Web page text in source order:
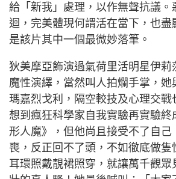
給「新我」處理，以作無聲抗議。
迴，完美體現何謂活在當下，也盡
是該片其中一個最微妙落筆。
狄美摩亞飾演過氣荷里活明星伊莉
魔性演繹，當然叫人拍爛手掌，她
瑪嘉烈戈利，隔空較技及心理交戰
想到瘋狂科學家自我實驗再實驗終
形人魔》，但他尚且接受不了自己
喪，反正回不了頭，不如徹底做隻
耳環照戴靚裙照穿，就讓萬千觀眾